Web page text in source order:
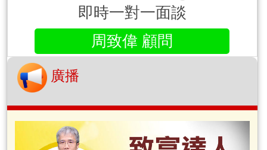
即時一對一面談
周致偉 顧問
廣播